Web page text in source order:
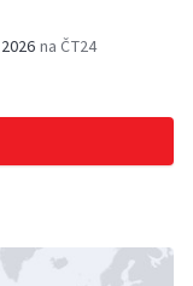
na ČT24